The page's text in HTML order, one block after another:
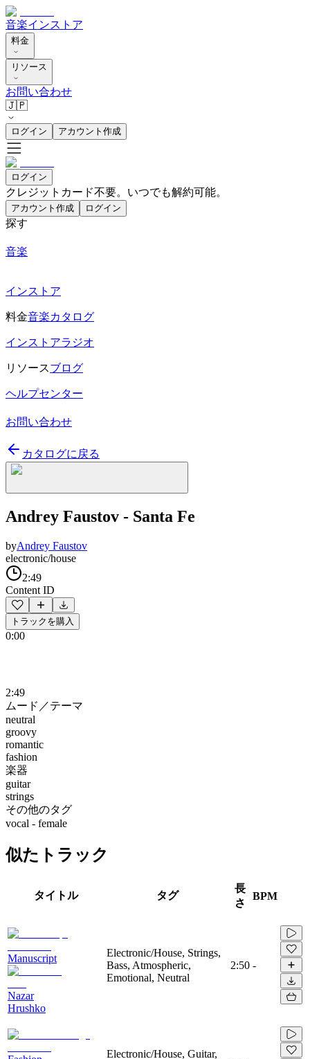
音楽インストア
料金
リソース
お問い合わせ
🇯🇵
ログイン アカウント作成
ログイン
クレジットカード不要。いつでも解約可能。
アカウント作成 ログイン
探す
音楽
インストア
料金音楽カタログ
インストアラジオ
リソースブログ
ヘルプセンター
お問い合わせ
カタログに戻る
Andrey Faustov - Santa Fe
byAndrey Faustov
electronic/house
2:49
Content ID
トラックを購入
0:00
2:49
ムード／テーマ
neutral
groovy
romantic
fashion
楽器
guitar
strings
その他のタグ
vocal - female
似たトラック
タイトル タグ
長
さ
BPM
Manuscript
Nazar
Hrushko
Electronic/House, Strings,
Bass, Atmospheric,
Emotional, Neutral
2:50 -
Electronic/House, Guitar,